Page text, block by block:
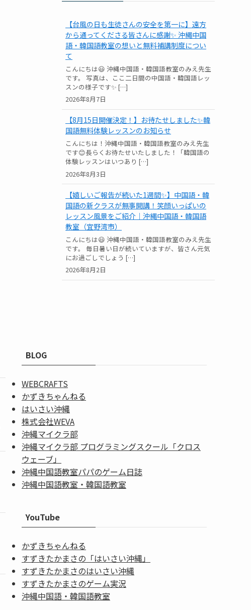
【台風の日も生徒さんの安全を第一に】遠方
から通ってくださる皆さんに感謝✨ 沖縄中国
語・韓国語教室の想いと無料補講制度につい
て
2026年8月7日
こんにちは😃 沖縄中国語・韓国語教室のみえ先生
です。 写真は、ここ二日間の中国語・韓国語レッ
スンの様子です✨ […]
【8月15日開催決定！】お待たせしました✨韓
国語無料体験レッスンのお知らせ
2026年8月3日
こんにちは！沖縄中国語・韓国語教室のみえ先生
です😊長らくお待たせいたしました！「韓国語の
体験レッスンはいつあり […]
【嬉しいご報告が続いた1週間✨】中国語・韓
国語の新クラスが無事開講！笑顔いっぱいの
レッスン風景をご紹介｜沖縄中国語・韓国語
教室（宜野湾市）
2026年8月2日
こんにちは😃 沖縄中国語・韓国語教室のみえ先生
です。 毎日暑い日が続いていますが、皆さん元気
にお過ごしでしょう […]
BLOG
WEBCRAFTS
かずきちゃんねる
はいさい沖縄
株式会社WEVA
沖縄マイクラ部
沖縄マイクラ部 プログラミングスクール「クロス
ウェーブ」
沖縄中国語教室パパのゲーム日誌
沖縄中国語教室・韓国語教室
YouTube
かずきちゃんねる
すずきたかまさの「はいさい沖縄」
すずきたかまさのはいさい沖縄
すずきたかまさのゲーム実況
沖縄中国語・韓国語教室